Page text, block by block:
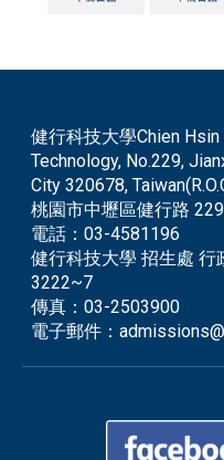
健行科技大學Chien
Technology, No.229,
City 320678,
桃園市中壢區健行路
電話：03-4581196
健行科技大學 招生處
3222~7
傳真：03-2503900
電子郵件：